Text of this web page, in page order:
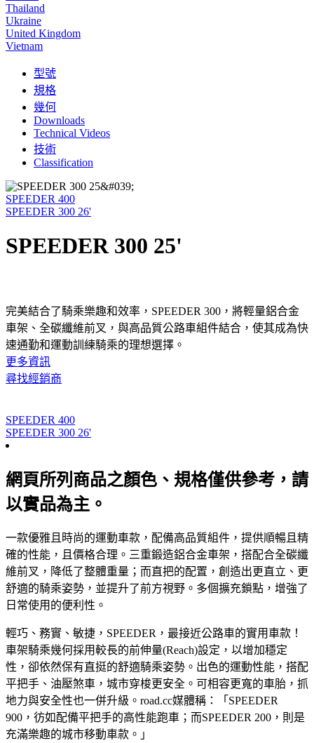
Thailand
Ukraine
United Kingdom
Vietnam
型號
規格
幾何
Downloads
Technical Videos
技術
Classification
SPEEDER 400
SPEEDER 300 26'
SPEEDER 300 25'
完美結合了騎乘樂趣和效率，SPEEDER 300，將輕量鋁合金
車架、全碳纖維前叉，與高品質公路車組件結合，使其成為快
速通勤和運動訓練騎乘的理想選擇。
更多資訊
尋找經銷商
SPEEDER 400
SPEEDER 300 26'
網頁所列商品之顏色、規格僅供參考，請
以實品為主。
一款優雅且時尚的運動車款，配備高品質組件，提供順暢且精
確的性能，且價格合理。三重鍛造鋁合金車架，搭配合全碳纖
維前叉，降低了整體重量；而直把的配置，創造出更直立、更
舒適的騎乘姿勢，並提升了前方視野。多個擴充鎖點，增強了
日常使用的便利性。
輕巧、務實、敏捷，SPEEDER，最接近公路車的實用車款！
車架騎乘幾何採用較長的前伸量(Reach)設定，以增加穩定
性，卻依然保有直挺的舒適騎乘姿勢。出色的運動性能，搭配
平把手、油壓煞車，城市穿梭更安全。可相容更寬的車胎，抓
地力與安全性也一併升級。road.cc媒體稱：「SPEEDER
900，彷如配備平把手的高性能跑車；而SPEEDER 200，則是
充滿樂趣的城市移動車款。」